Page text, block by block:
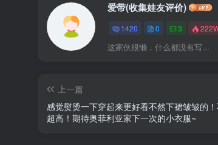
爱带(收集娃友评价)
1420 0 3
这家伙很懒，什么都没有写...
上一篇
感觉熨烫一下穿起来更好看不然下裙皱皱的
超高！期待奥菲利亚家下一次的小衣服~